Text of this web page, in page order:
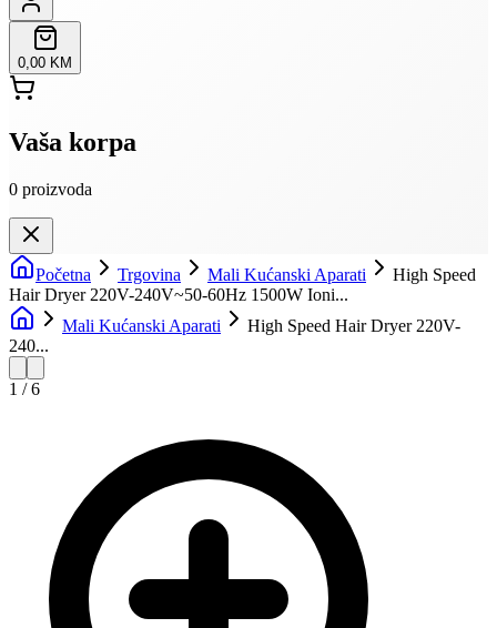
0,00 KM
Vaša korpa
0 proizvoda
Početna Trgovina Mali Kućanski Aparati
High Speed
Hair Dryer 220V-240V~50-60Hz 1500W Ioni...
Mali Kućanski Aparati
High Speed Hair Dryer 220V-
240...
1 /6